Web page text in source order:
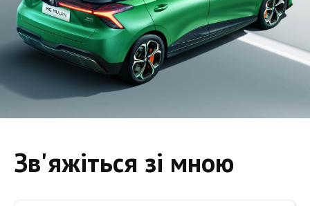
Зв'яжіться зі мною